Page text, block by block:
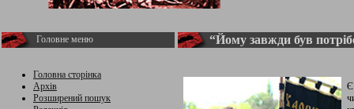
Головне меню
Головна сторінка
Архів
Розширений пошук
“Йому завжди був
Є